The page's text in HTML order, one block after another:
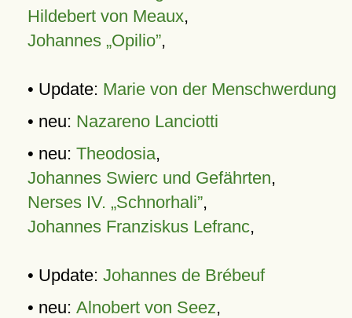
Hildebert von Meaux,
Johannes „Opilio”,
• Update: Marie von der Menschwerdung
• neu: Nazareno Lanciotti
• neu: Theodosia,
Johannes Swierc und Gefährten,
Nerses IV. „Schnorhali”,
Johannes Franziskus Lefranc,
• Update: Johannes de Brébeuf
• neu: Alnobert von Seez,